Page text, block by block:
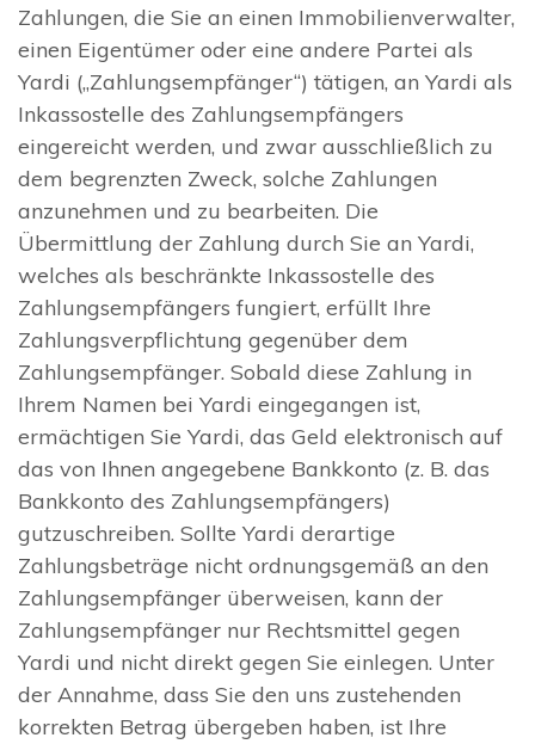
Zahlungen, die Sie an einen Immobilienverwalter,
einen Eigentümer oder eine andere Partei als
Yardi („Zahlungsempfänger“) tätigen, an Yardi als
Inkassostelle des Zahlungsempfängers
eingereicht werden, und zwar ausschließlich zu
dem begrenzten Zweck, solche Zahlungen
anzunehmen und zu bearbeiten. Die
Übermittlung der Zahlung durch Sie an Yardi,
welches als beschränkte Inkassostelle des
Zahlungsempfängers fungiert, erfüllt Ihre
Zahlungsverpflichtung gegenüber dem
Zahlungsempfänger. Sobald diese Zahlung in
Ihrem Namen bei Yardi eingegangen ist,
ermächtigen Sie Yardi, das Geld elektronisch auf
das von Ihnen angegebene Bankkonto (z. B. das
Bankkonto des Zahlungsempfängers)
gutzuschreiben. Sollte Yardi derartige
Zahlungsbeträge nicht ordnungsgemäß an den
Zahlungsempfänger überweisen, kann der
Zahlungsempfänger nur Rechtsmittel gegen
Yardi und nicht direkt gegen Sie einlegen. Unter
der Annahme, dass Sie den uns zustehenden
korrekten Betrag übergeben haben, ist Ihre